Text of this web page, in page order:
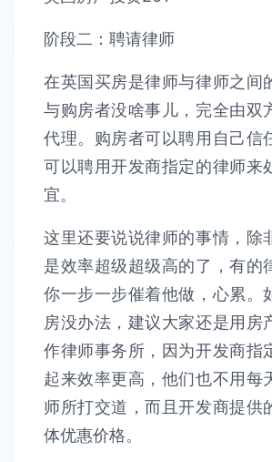
阶段二：聘请律师
在英国买房是律师与律师之间
与购房者没啥事儿，完全由双
代理。购房者可以聘用自己信
可以聘用开发商指定的律师来
宜。
这里还要说说律师的事情，除
是效率超级超级高的了，有的
你一步一步催着他做，心累。
房没办法，建议大家还是用房
作律师事务所，因为开发商指
起来效率更高，他们也不用每
师所打交道，而且开发商提供
体优惠价格。